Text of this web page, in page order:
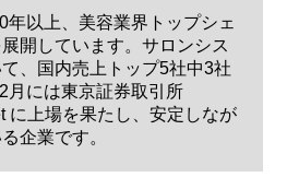
年以上、美容業界トップシェ
開しています。サロンシス
、国内売上トップ5社中3社
月には東京証券取引所
に上場を果たし、安定しなが
企業です。